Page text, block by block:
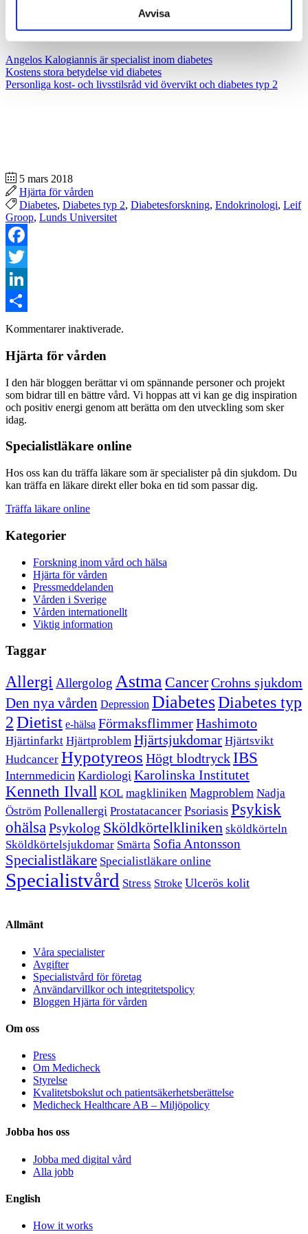
Avvisa
Läs mer på Hjärta för vården
Angelos Kalogiannis är specialist inom diabetes
Kostens stora betydelse vid diabetes
Personliga kost- och livsstilsråd vid övervikt och diabetes typ 2
5 mars 2018
Hjärta för vården
Diabetes, Diabetes typ 2, Diabetesforskning, Endokrinologi, Leif
Groop, Lunds Universitet
Facebook
Twitter
LinkedIn
Dela
Kommentarer inaktiverade.
Hjärta för vården
I den här bloggen berättar vi om spännande personer och projekt
som bidrar till en bättre vård. Vi hoppas att vi kan ge dig inspiration
och positiv energi genom att berätta om den utveckling som sker
idag.
Specialistläkare online
Hos oss kan du träffa läkare som är specialister på din sjukdom. Du
kan träffa en läkare direkt eller boka en tid som passar dig.
Träffa läkare online
Kategorier
Forskning inom vård och hälsa
Hjärta för vården
Pressmeddelanden
Vården i Sverige
Vården internationellt
Viktig information
Taggar
Allergi Allergolog Astma CancerCrohns sjukdom
Den nya vården Depression DiabetesDiabetes typ
2Dietist e-hälsa FörmaksflimmerHashimoto
Hjärtinfarkt Hjärtproblem Hjärtsjukdomar Hjärtsvikt
Hudcancer Hypotyreos Högt blodtryckIBS
Internmedicin Kardiologi Karolinska Institutet
Kenneth Ilvall KOL magkliniken Magproblem Nadja
Öström Pollenallergi Prostatacancer Psoriasis Psykisk
ohälsaPsykolog Sköldkörtelkliniken sköldkörteln
Sköldkörtelsjukdomar Smärta Sofia Antonsson
Specialistläkare Specialistläkare online
Specialistvård Stress Stroke Ulcerös kolit
Allmänt
Våra specialister
Avgifter
Specialistvård för företag
Användarvillkor och integritetspolicy
Bloggen Hjärta för vården
Om oss
Press
Om Medicheck
Styrelse
Kvalitetsbokslut och patientsäkerhetsberättelse
Medicheck Healthcare AB – Miljöpolicy
Jobba hos oss
Jobba med digital vård
Alla jobb
English
How it works